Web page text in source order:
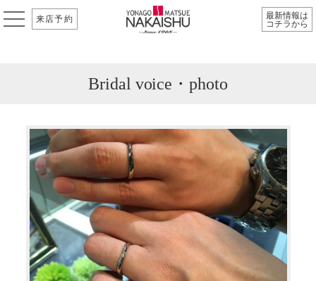
来店予約
最新情報は
コチラから
Bridal voice・photo